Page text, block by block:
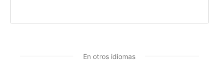
En otros idiomas